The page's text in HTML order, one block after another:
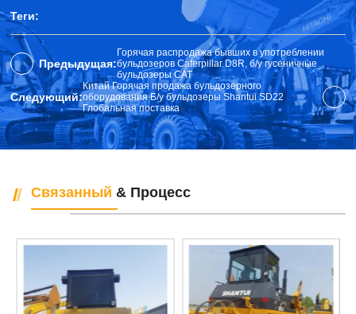
Теги:
Предыдущая:
Горячая распродажа бывших в употреблении
бульдозеров Caterpillar D8R, б/у гусеничные
бульдозеры CAT
Следующий:
Китай Горячая продажа бульдозерного
оборудования Б/у бульдозеры Shantui SD22
Глобальная поставка
Связанный & Процесс